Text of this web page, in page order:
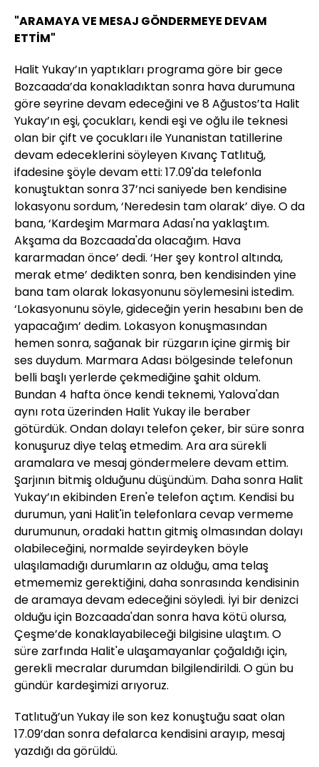
"ARAMAYA VE MESAJ GÖNDERMEYE DEVAM
ETTİM"
Halit Yukay’ın yaptıkları programa göre bir gece
Bozcaada’da konakladıktan sonra hava durumuna
göre seyrine devam edeceğini ve 8 Ağustos’ta Halit
Yukay’ın eşi, çocukları, kendi eşi ve oğlu ile teknesi
olan bir çift ve çocukları ile Yunanistan tatillerine
devam edeceklerini söyleyen Kıvanç Tatlıtuğ,
ifadesine şöyle devam etti: 17.09'da telefonla
konuştuktan sonra 37’nci saniyede ben kendisine
lokasyonu sordum, ‘Neredesin tam olarak’ diye. O da
bana, ‘Kardeşim Marmara Adası'na yaklaştım.
Akşama da Bozcaada'da olacağım. Hava
kararmadan önce’ dedi. ‘Her şey kontrol altında,
merak etme’ dedikten sonra, ben kendisinden yine
bana tam olarak lokasyonunu söylemesini istedim.
‘Lokasyonunu söyle, gideceğin yerin hesabını ben de
yapacağım’ dedim. Lokasyon konuşmasından
hemen sonra, sağanak bir rüzgarın içine girmiş bir
ses duydum. Marmara Adası bölgesinde telefonun
belli başlı yerlerde çekmediğine şahit oldum.
Bundan 4 hafta önce kendi teknemi, Yalova'dan
aynı rota üzerinden Halit Yukay ile beraber
götürdük. Ondan dolayı telefon çeker, bir süre sonra
konuşuruz diye telaş etmedim. Ara ara sürekli
aramalara ve mesaj göndermelere devam ettim.
Şarjının bitmiş olduğunu düşündüm. Daha sonra Halit
Yukay’ın ekibinden Eren'e telefon açtım. Kendisi bu
durumun, yani Halit'in telefonlara cevap vermeme
durumunun, oradaki hattın gitmiş olmasından dolayı
olabileceğini, normalde seyirdeyken böyle
ulaşılamadığı durumların az olduğu, ama telaş
etmememiz gerektiğini, daha sonrasında kendisinin
de aramaya devam edeceğini söyledi. İyi bir denizci
olduğu için Bozcaada'dan sonra hava kötü olursa,
Çeşme’de konaklayabileceği bilgisine ulaştım. O
süre zarfında Halit'e ulaşamayanlar çoğaldığı için,
gerekli mecralar durumdan bilgilendirildi. O gün bu
gündür kardeşimizi arıyoruz.
Tatlıtuğ’un Yukay ile son kez konuştuğu saat olan
17.09’dan sonra defalarca kendisini arayıp, mesaj
yazdığı da görüldü.